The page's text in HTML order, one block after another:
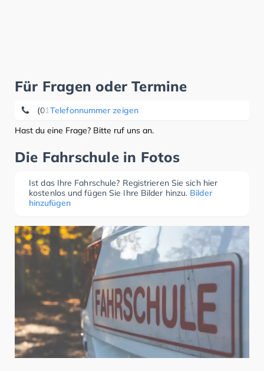
Für Fragen oder Termine
Telefonnummer zeigen
(0170) 3 65 36 58
Hast du eine Frage? Bitte ruf uns an.
Die Fahrschule in Fotos
Ist das Ihre Fahrschule? Registrieren Sie sich hier
kostenlos und fügen Sie Ihre Bilder hinzu. Bilder
hinzufügen